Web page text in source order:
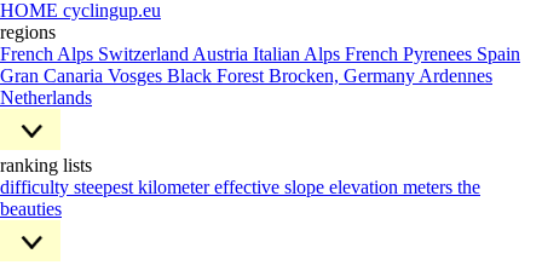
HOME cyclingup.eu
regions
French Alps Switzerland Austria Italian Alps French Pyrenees Spain
Gran Canaria Vosges Black Forest Brocken, Germany Ardennes
Netherlands
ranking lists
difficulty steepest kilometereffective slope elevation meters the
beauties